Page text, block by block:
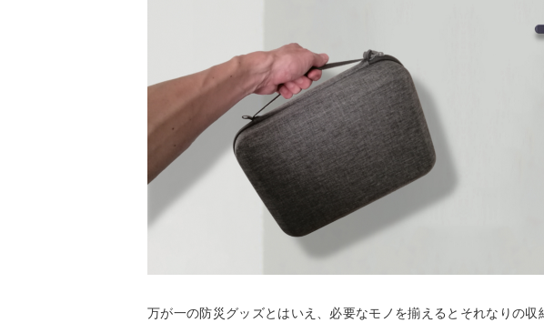
万が一の防災グッズとはいえ、必要なモノを揃えるとそれなりの